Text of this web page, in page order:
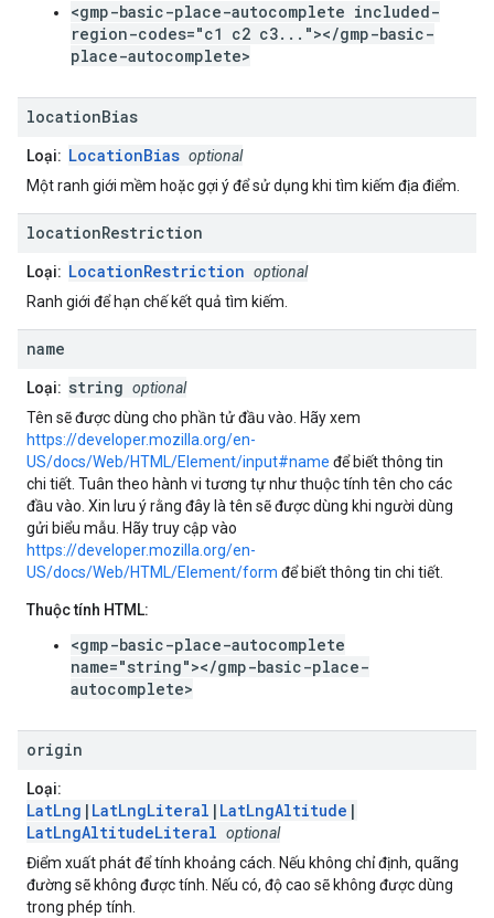
<gmp-basic-place-autocomplete included-
region-codes="c1 c2 c3..."></gmp-basic-
place-autocomplete>
locationBias
Loại: LocationBias optional
Một ranh giới mềm hoặc gợi ý để sử dụng khi tìm kiếm địa điểm.
locationRestriction
Loại: LocationRestriction optional
Ranh giới để hạn chế kết quả tìm kiếm.
name
Loại: string optional
Tên sẽ được dùng cho phần tử đầu vào. Hãy xem
https://developer.mozilla.org/en-
US/docs/Web/HTML/Element/input#name để biết thông tin
chi tiết. Tuân theo hành vi tương tự như thuộc tính tên cho các
đầu vào. Xin lưu ý rằng đây là tên sẽ được dùng khi người dùng
gửi biểu mẫu. Hãy truy cập vào
https://developer.mozilla.org/en-
US/docs/Web/HTML/Element/form để biết thông tin chi tiết.
Thuộc tính HTML:
<gmp-basic-place-autocomplete
name="string"></gmp-basic-place-
autocomplete>
origin
Loại:
LatLng | LatLngLiteral | LatLngAltitude |
LatLngAltitudeLiteral optional
Điểm xuất phát để tính khoảng cách. Nếu không chỉ định, quãng
đường sẽ không được tính. Nếu có, độ cao sẽ không được dùng
trong phép tính.